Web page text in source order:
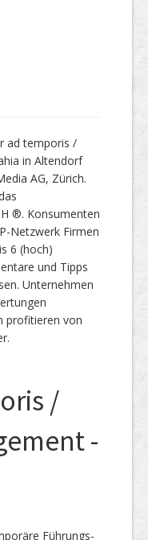
ad temporis /
in Altendorf
AG, Zürich.
®. Konsumenten
Netzwerk Firmen
6 (hoch)
und Tipps
Unternehmen
profitieren von
/
-
Führungs-